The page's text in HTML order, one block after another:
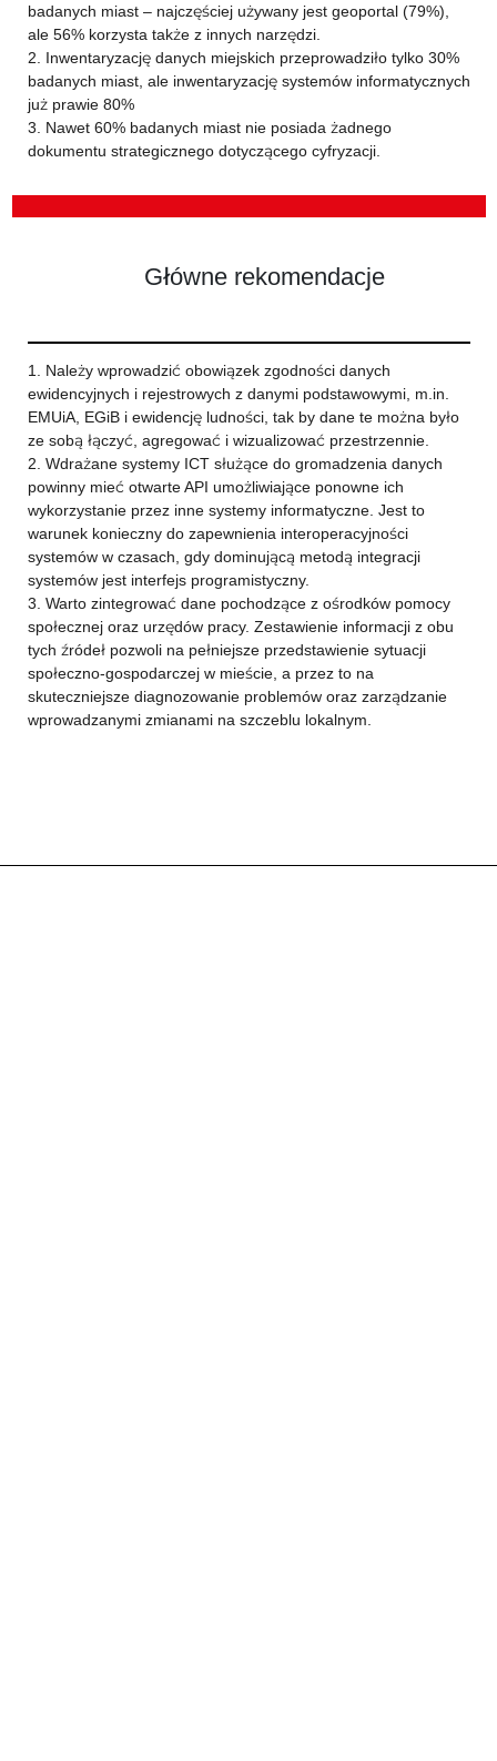
badanych miast – najczęściej używany jest geoportal (79%),
ale 56% korzysta także z innych narzędzi.
2. Inwentaryzację danych miejskich przeprowadziło tylko 30%
badanych miast, ale inwentaryzację systemów informatycznych
już prawie 80%
3. Nawet 60% badanych miast nie posiada żadnego
dokumentu strategicznego dotyczącego cyfryzacji.
Główne rekomendacje
1. Należy wprowadzić obowiązek zgodności danych
ewidencyjnych i rejestrowych z danymi podstawowymi, m.in.
EMUiA, EGiB i ewidencję ludności, tak by dane te można było
ze sobą łączyć, agregować i wizualizować przestrzennie.
2. Wdrażane systemy ICT służące do gromadzenia danych
powinny mieć otwarte API umożliwiające ponowne ich
wykorzystanie przez inne systemy informatyczne. Jest to
warunek konieczny do zapewnienia interoperacyjności
systemów w czasach, gdy dominującą metodą integracji
systemów jest interfejs programistyczny.
3. Warto zintegrować dane pochodzące z ośrodków pomocy
społecznej oraz urzędów pracy. Zestawienie informacji z obu
tych źródeł pozwoli na pełniejsze przedstawienie sytuacji
społeczno-gospodarczej w mieście, a przez to na
skuteczniejsze diagnozowanie problemów oraz zarządzanie
wprowadzanymi zmianami na szczeblu lokalnym.